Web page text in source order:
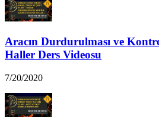
Aracın Durdurulması ve
Haller Ders Videosu
7/20/2020